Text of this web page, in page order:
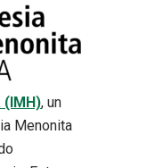
(IMH), un
Menonita